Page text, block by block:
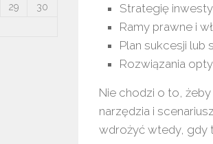
Strategię
Ramy prawne i
Plan sukcesji lub
Rozwiązania
Nie chodzi o to,
narzędzia i
wdrożyć wtedy, gdy
29
30